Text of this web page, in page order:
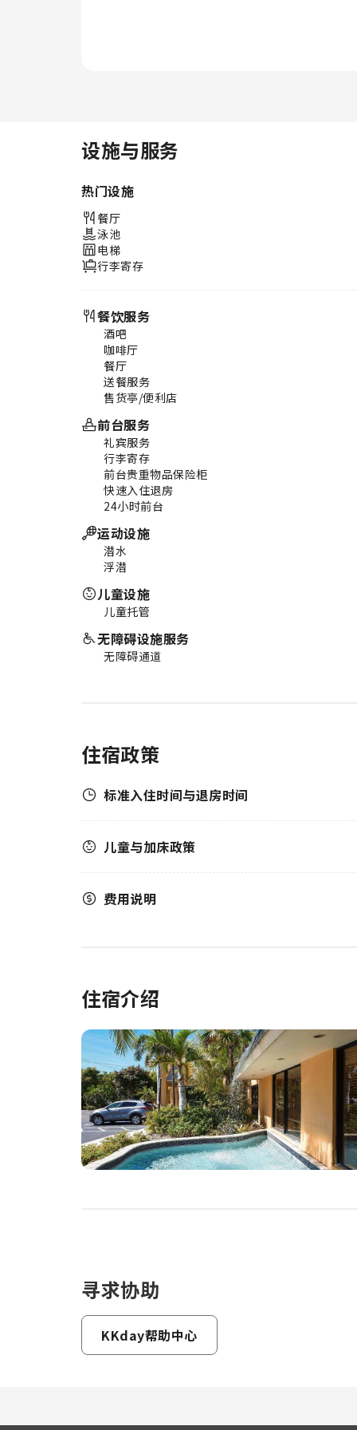
设施与服务
热门设施
餐厅
泳池
电梯
行李寄存
餐饮服务
酒吧
咖啡厅
餐厅
送餐服务
售货亭/便利店
前台服务
礼宾服务
行李寄存
前台贵重物品保险柜
快速入住退房
24小时前台
运动设施
潜水
浮潜
儿童设施
儿童托管
无障碍设施服务
无障碍通道
住宿政策
标准入住时间与退房时间
儿童与加床政策
费用说明
住宿介绍
寻求协助
KKday帮助中心